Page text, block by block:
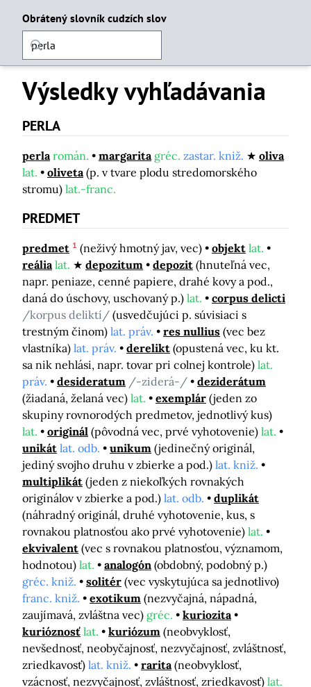
Obrátený slovník cudzích slov
Výsledky vyhľadávania
PERLA
perla román. margarita gréc. zastar. kniž.
oliva
lat.
oliveta (p. v tvare plodu stredomorského
stromu) lat.-franc.
PREDMET
predmet 1 (neživý hmotný jav, vec) objekt lat.
reália lat. depozitum depozit (hnuteľná vec,
napr. peniaze, cenné papiere, drahé kovy a pod.,
daná do úschovy, uschovaný p.) lat.
corpus delicti
/korpus deliktí/ (usvedčujúci p. súvisiaci s
trestným činom) lat. práv. res nullius (vec bez
vlastníka) lat. práv. derelikt (opustená vec, ku kt.
sa nik nehlási, napr. tovar pri colnej kontrole) lat.
práv.
desideratum /-ziderá-/
deziderátum
(žiadaná, želaná vec) lat. exemplár (jeden zo
skupiny rovnorodých predmetov, jednotlivý kus)
lat.
originál (pôvodná vec, prvé vyhotovenie) lat.
unikát lat. odb. unikum (jedinečný originál,
jediný svojho druhu v zbierke a pod.) lat. kniž.
multiplikát (jeden z niekoľkých rovnakých
originálov v zbierke a pod.) lat. odb.
duplikát
(náhradný originál, druhé vyhotovenie, kus, s
rovnakou platnosťou ako prvé vyhotovenie) lat.
ekvivalent (vec s rovnakou platnosťou, významom,
hodnotou) lat. analogón (obdobný, podobný p.)
gréc. kniž.
solitér (vec vyskytujúca sa jednotlivo)
franc. kniž.
exotikum (nezvyčajná, nápadná,
zaujímavá, zvláštna vec) gréc.
kuriozita
kurióznosť lat. kuriózum (neobvyklosť,
nevšednosť, neobyčajnosť, nezvyčajnosť, zvláštnosť,
zriedkavosť) lat. kniž. rarita (neobvyklosť,
vzácnosť, nezvyčajnosť, zvláštnosť, zriedkavosť) lat.